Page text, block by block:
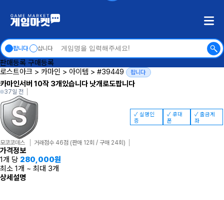
팝니다 삽니다
판매등록 구매등록
로스트아크 > 카마인 > 아이템 > #39449 팝니다
카마인서버 10작 3개있습니다 낫개로도팝니다
37일 전
모코코데스 거래점수 46점 (판매 12회 / 구매 24회)
✓ 실명인
증
✓ 휴대
폰
✓ 출금계
좌
가격정보
1개 당 280,000원
최소 1개 ~ 최대 3개
상세설명